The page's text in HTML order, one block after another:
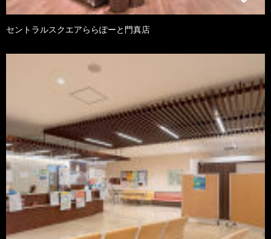
セントラルスクエアららぽーと門真店